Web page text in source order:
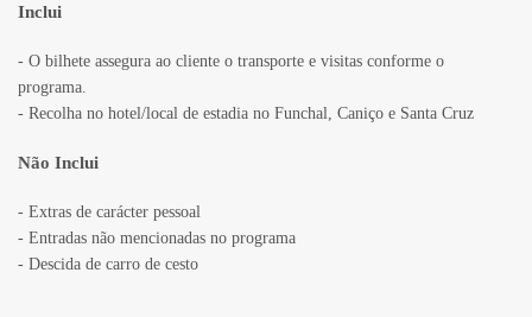
Inclui
- O bilhete assegura ao cliente o transporte e visitas conforme o
programa.
- Recolha no hotel/local de estadia no Funchal, Caniço e Santa Cruz
Não Inclui
- Extras de carácter pessoal
- Entradas não mencionadas no programa
- Descida de carro de cesto